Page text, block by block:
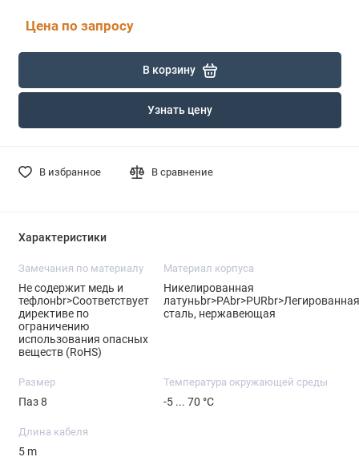
Цена по запросу
В корзину
Узнать цену
В избранное В сравнение
Характеристики
Замечания по материалу
Не содержит медь и
тефлонbr>Соответствует
директиве по
ограничению
использования опасных
веществ (RoHS)
Материал корпуса
Никелированная
латуньbr>PAbr>PURbr>Легированная
сталь, нержавеющая
Размер
Паз 8
Температура окружающей среды
-5 ... 70 °C
Длина кабеля
5 m